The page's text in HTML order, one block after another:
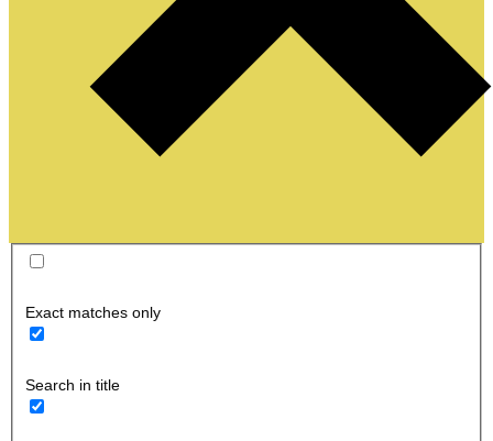
Exact matches only
Search in title